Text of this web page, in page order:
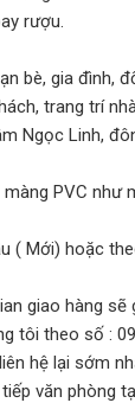
rượu.
bè, gia đình,
trang trí
Ngọc Linh,
PVC như
( Mới) hoặc
giao hàng sẽ
tôi theo số :
hệ lại sớm
văn phòng